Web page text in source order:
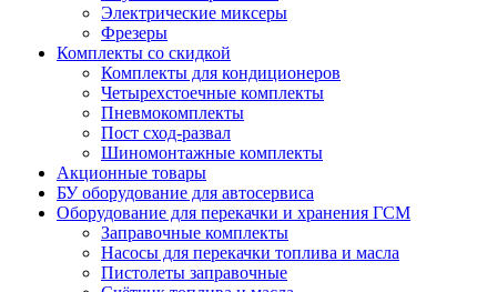
Электрические миксеры
Фрезеры
Комплекты со скидкой
Комплекты для кондиционеров
Четырехстоечные комплекты
Пневмокомплекты
Пост сход-развал
Шиномонтажные комплекты
Акционные товары
БУ оборудование для автосервиса
Оборудование для перекачки и хранения ГСМ
Заправочные комплекты
Насосы для перекачки топлива и масла
Пистолеты заправочные